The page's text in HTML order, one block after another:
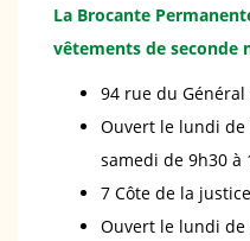
La Brocante
vêtements de seconde
94 rue du Général
Ouvert le lundi de
samedi de 9h30 à
7 Côte de la
Ouvert le lundi